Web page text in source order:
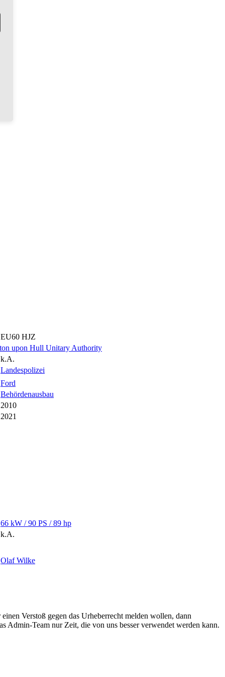
EU60 HJZ
upon Hull Unitary Authority
k.A.
Landespolizei
Ford
Behördenausbau
2010
2021
66 kW / 90 PS / 89 hp
k.A.
Olaf Wilke
Verstoß gegen das Urheberrecht melden wollen, dann
Admin-Team nur Zeit, die von uns besser verwendet werden kann.